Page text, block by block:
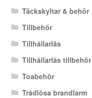
Täckskyltar & behör
Tillbehör
Tillhållarlås
Tillhållarlås tillbehör
Toabehör
Trådlösa brandlarm